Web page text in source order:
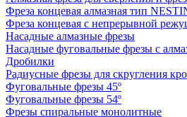
Фреза концевая алмазная тип
Фреза концевая с непрерывной
Насадные алмазные фрезы
Насадные фуговальные фрезы с
Дробилки
Радиусные фрезы для скругления
Фуговальные фрезы 45º
Фуговальные фрезы 54º
Фрезы спиральные монолитные